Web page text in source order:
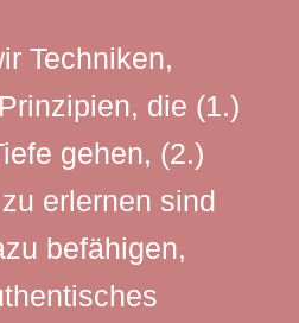
Techniken,
die (1.)
gehen, (2.)
erlernen sind
befähigen,